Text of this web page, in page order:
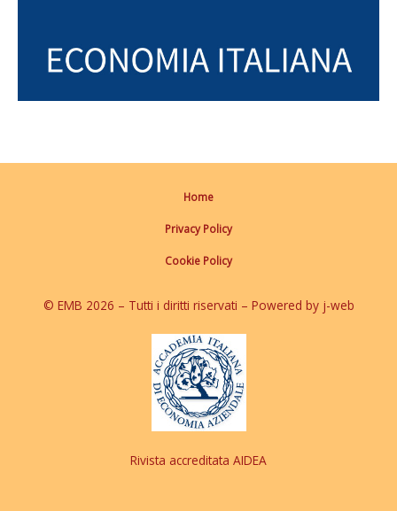
Home
Privacy Policy
Cookie Policy
© EMB 2026 – Tutti i diritti riservati – Powered by j-web
Rivista accreditata AIDEA